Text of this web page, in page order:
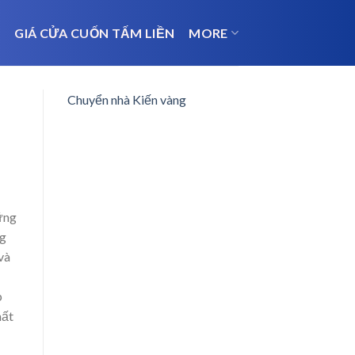
GIÁ CỬA CUỐN TẤM LIỀN MORE
Chuyển nhà Kiến vàng